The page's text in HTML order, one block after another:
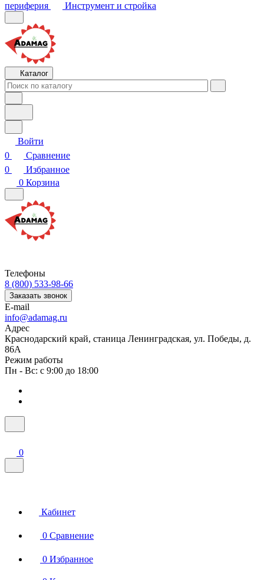
периферия
Инструмент и стройка
Каталог
Войти
0
Сравнение
0
Избранное
0 Корзина
Телефоны
8 (800) 533-98-66
Заказать звонок
E-mail
info@adamag.ru
Адрес
Краснодарский край, станица Ленинградская, ул. Победы, д.
86А
Режим работы
Пн - Вс: с 9:00 до 18:00
0
Кабинет
0 Сравнение
0 Избранное